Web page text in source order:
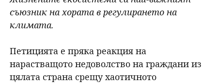
съюзник на хората в регулирането на
климата.
Петицията е пряка реакция на
нарастващото недоволство на граждани из
цялата страна срещу хаотичното